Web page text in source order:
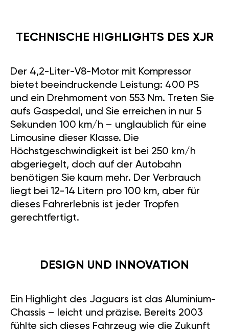
TECHNISCHE HIGHLIGHTS DES XJR
Der 4,2-Liter-V8-Motor mit Kompressor
bietet beeindruckende Leistung: 400 PS
und ein Drehmoment von 553 Nm. Treten Sie
aufs Gaspedal, und Sie erreichen in nur 5
Sekunden 100 km/h – unglaublich für eine
Limousine dieser Klasse. Die
Höchstgeschwindigkeit ist bei 250 km/h
abgeriegelt, doch auf der Autobahn
benötigen Sie kaum mehr. Der Verbrauch
liegt bei 12-14 Litern pro 100 km, aber für
dieses Fahrerlebnis ist jeder Tropfen
gerechtfertigt.
DESIGN UND INNOVATION
Ein Highlight des Jaguars ist das Aluminium-
Chassis – leicht und präzise. Bereits 2003
fühlte sich dieses Fahrzeug wie die Zukunft